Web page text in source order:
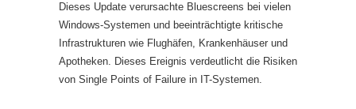
Dieses Update verursachte Bluescreens bei vielen
Windows-Systemen und beeinträchtigte kritische
Infrastrukturen wie Flughäfen, Krankenhäuser und
Apotheken. Dieses Ereignis verdeutlicht die Risiken
von Single Points of Failure in IT-Systemen.